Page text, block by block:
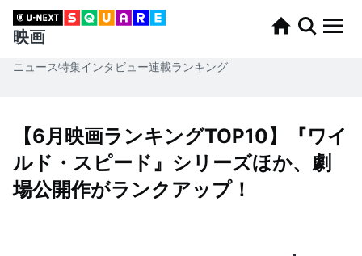
映画
ニュース特集インタビュー連載ランキング
【6月映画ランキングTOP10】『ワイ
ルド・スピード』シリーズほか、劇
場公開作がランクアップ！